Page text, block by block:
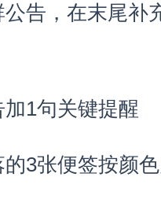
告，在末尾补
1句关键提醒
3张便签按颜